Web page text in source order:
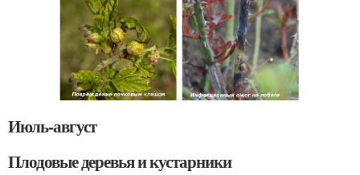
Июль-август
Плодовые деревья и кустарники